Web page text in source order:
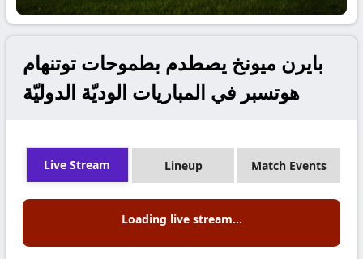
بايرن ميونخ يصطدم بطموحات توتنهام
هوتسبر في المباريات الوديّة الدوليّة
Live Stream Lineup Match Events
Loading live stream...